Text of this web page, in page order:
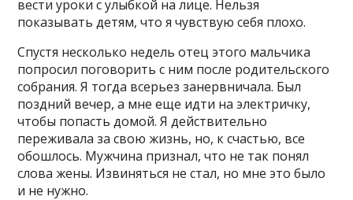
вести уроки с улыбкой на лице. Нельзя
показывать детям, что я чувствую себя плохо.
Спустя несколько недель отец этого мальчика
попросил поговорить с ним после родительского
собрания. Я тогда всерьез занервничала. Был
поздний вечер, а мне еще идти на электричку,
чтобы попасть домой. Я действительно
переживала за свою жизнь, но, к счастью, все
обошлось. Мужчина признал, что не так понял
слова жены. Извиняться не стал, но мне это было
и не нужно.